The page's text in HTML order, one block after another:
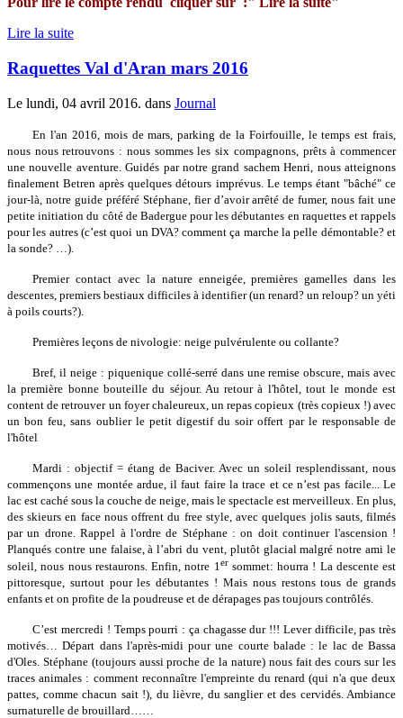
Lire la suite
Raquettes Val d'Aran mars 2016
Le lundi, 04 avril 2016. dans Journal
En l'an 2016, mois de mars, parking de la Foirfouille, le temps est frais,
nous nous retrouvons : nous sommes les six compagnons, prêts à commencer
une nouvelle aventure. Guidés par notre grand sachem Henri, nous atteignons
finalement Betren après quelques détours imprévus. Le temps étant "bâché" ce
jour-là, notre guide préféré Stéphane, fier d’avoir arrêté de fumer, nous fait une
petite initiation du côté de Badergue pour les débutantes en raquettes et rappels
pour les autres (c’est quoi un DVA? comment ça marche la pelle démontable? et
la sonde? …).
Premier contact avec la nature enneigée, premières gamelles dans les
descentes, premiers bestiaux difficiles à identifier (un renard? un reloup? un yéti
à poils courts?).
Premières leçons de nivologie: neige pulvérulente ou collante?
Bref, il neige : piquenique collé-serré dans une remise obscure, mais avec
la première bonne bouteille du séjour. Au retour à l'hôtel, tout le monde est
content de retrouver un foyer chaleureux, un repas copieux (très copieux !) avec
un bon feu, sans oublier le petit digestif du soir offert par le responsable de
l'hôtel
Mardi : objectif = étang de Baciver. Avec un soleil resplendissant, nous
commençons une montée ardue, il faut faire la trace et ce n’est pas facile... Le
lac est caché sous la couche de neige, mais le spectacle est merveilleux. En plus,
des skieurs en face nous offrent du free style, avec quelques jolis sauts, filmés
par un drone. Rappel à l'ordre de Stéphane : on doit continuer l'ascension !
Planqués contre une falaise, à l’abri du vent, plutôt glacial malgré notre ami le
soleil, nous nous restaurons. Enfin, notre 1ersommet: hourra ! La descente est
pittoresque, surtout pour les débutantes ! Mais nous restons tous de grands
enfants et on profite de la poudreuse et de dérapages pas toujours contrôlés.
C’est mercredi ! Temps pourri : ça chagasse dur !!! Lever difficile, pas très
motivés… Départ dans l'après-midi pour une courte balade : le lac de Bassa
d'Oles. Stéphane (toujours aussi proche de la nature) nous fait des cours sur les
traces animales : comment reconnaître l'empreinte du renard (qui n'a que deux
pattes, comme chacun sait !), du lièvre, du sanglier et des cervidés. Ambiance
surnaturelle de brouillard……